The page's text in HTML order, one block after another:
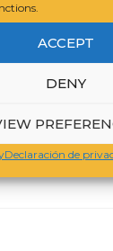
ACCEPT
DENY
Declaración de